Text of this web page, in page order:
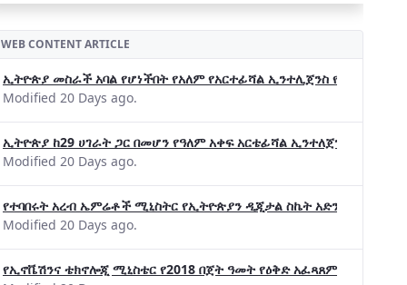
WEB CONTENT ARTICLE
ኢትዮጵያ መስራች አባል የሆነችበት የአለም የአርተፊሻል ኢንተሊጀንስ የትብብር
Modified 20 Days ago.
ኢትዮጵያ ከ29 ሀገራት ጋር በመሆን የዓለም አቀፍ አርቴፊሻል ኢንተለጀንስ ትብብር
Modified 20 Days ago.
የተባበሩት አረብ ኤምሬቶች ሚኒስትር የኢትዮጵያን ዲጂታል ስኬት አድንቀዋል
Modified 20 Days ago.
የኢኖቬሽንና ቴክኖሎጂ ሚኒስቴር የ2018 በጀት ዓመት የዕቅድ አፈጻጸምና የቀጣይ